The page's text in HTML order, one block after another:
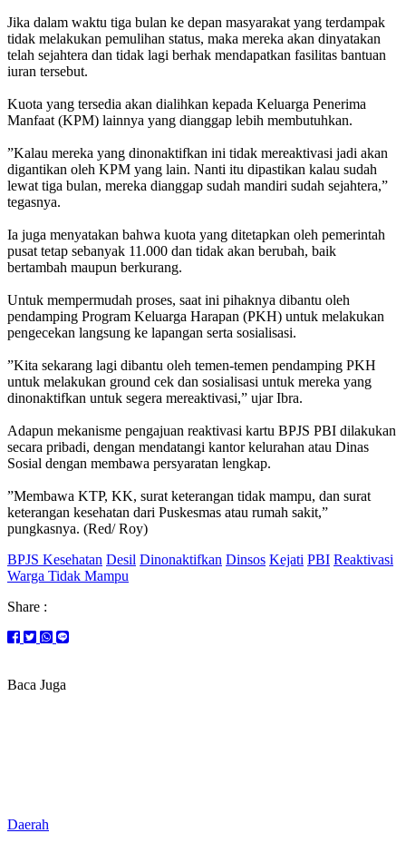
‎Jika dalam waktu tiga bulan ke depan masyarakat yang terdampak
tidak melakukan pemulihan status, maka mereka akan dinyatakan
telah sejahtera dan tidak lagi berhak mendapatkan fasilitas bantuan
iuran tersebut.
‎Kuota yang tersedia akan dialihkan kepada Keluarga Penerima
Manfaat (KPM) lainnya yang dianggap lebih membutuhkan.
‎”Kalau mereka yang dinonaktifkan ini tidak mereaktivasi jadi akan
digantikan oleh KPM yang lain. Nanti itu dipastikan kalau sudah
lewat tiga bulan, mereka dianggap sudah mandiri sudah sejahtera,”
tegasnya.
‎Ia juga menyatakan bahwa kuota yang ditetapkan oleh pemerintah
pusat tetap sebanyak 11.000 dan tidak akan berubah, baik
bertambah maupun berkurang.
‎Untuk mempermudah proses, saat ini pihaknya dibantu oleh
pendamping Program Keluarga Harapan (PKH) untuk melakukan
pengecekan langsung ke lapangan serta sosialisasi.
‎”Kita sekarang lagi dibantu oleh temen-temen pendamping PKH
untuk melakukan ground cek dan sosialisasi untuk mereka yang
dinonaktifkan untuk segera mereaktivasi,” ujar Ibra.
‎Adapun mekanisme pengajuan reaktivasi kartu BPJS PBI dilakukan
secara pribadi, dengan mendatangi kantor kelurahan atau Dinas
Sosial dengan membawa persyaratan lengkap.
‎”Membawa KTP, KK, surat keterangan tidak mampu, dan surat
keterangan kesehatan dari Puskesmas atau rumah sakit,”
pungkasnya. (Red/ Roy)
BPJS Kesehatan Desil Dinonaktifkan Dinsos Kejati PBI Reaktivasi
Warga Tidak Mampu
Share :
Baca Juga
Daerah